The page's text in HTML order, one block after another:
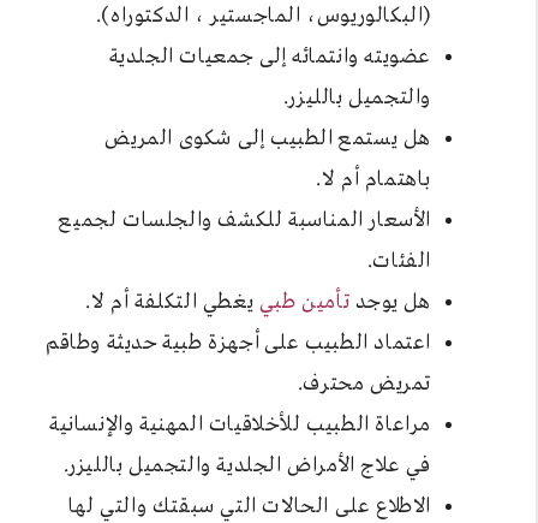
(البكالوريوس، الماجستير ، الدكتوراه).
عضويته وانتمائه إلى جمعيات الجلدية
والتجميل بالليزر.
هل يستمع الطبيب إلى شكوى المريض
باهتمام أم لا.
الأسعار المناسبة للكشف والجلسات لجميع
الفئات.
هل يوجد تأمين طبي يغطي التكلفة أم لا.
اعتماد الطبيب على أجهزة طبية حديثة وطاقم
تمريض محترف.
مراعاة الطبيب للأخلاقيات المهنية والإنسانية
في علاج الأمراض الجلدية والتجميل بالليزر.
الاطلاع على الحالات التي سبقتك والتي لها